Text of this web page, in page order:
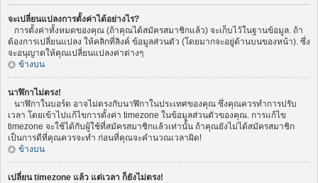
จะเปลี่ยนแปลงการตั้งค่าได้อย่างไร?
การตั้งค่าทั้งหมดของคุณ (ถ้าคุณได้สมัครสมาชิกแล้ว) จะเก็บไว้ในฐานข้อมูล. ถ้า
ต้องการเปลี่ยนแปลง ให้คลิกที่ลิงค์ ข้อมูลส่วนตัว (โดยมากจะอยู่ด้านบนของหน้า). ซึ่ง
จะอนุญาตให้คุณเปลี่ยนแปลงค่าต่างๆ
ข้างบน
นาฬิกาไม่ตรง!
นาฬิกาในบอร์ด อาจไม่ตรงกับนาฬิกาในประเทศของคุณ ซึ่งคุณควรทำการปรับ
เวลา โดยเข้าไปแก้ไขการตั้งค่า timezone ในข้อมูลส่วนตัวของคุณ. การแก้ไข
timezone จะใช้ได้กับผู้ใช้ที่สมัครสมาชิกแล้วเท่านั้น ถ้าคุณยังไม่ได้สมัครสมาชิก
เป็นการดีที่คุณควรจะทำ ก่อนที่คุณจะคำนวณเวลาผิด!
ข้างบน
เปลี่ยน timezone แล้ว แต่เวลา ก็ยังไม่ตรง!